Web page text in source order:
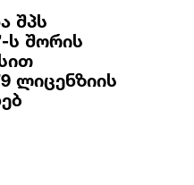
შპს
ს შორის
ლიცენზიის